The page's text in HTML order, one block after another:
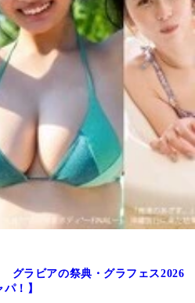
グラビアの祭典・グラフェス2026
！】